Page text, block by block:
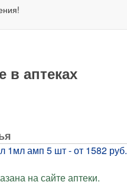
в аптеках
1мл амп 5 шт - от 1582 руб.
на сайте аптеки.